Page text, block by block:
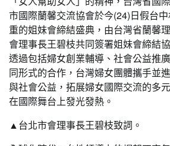
市國際蘭馨交流協會於今(24)日假台
重的姐妹會締結盛典，由台灣省蘭馨
會理事長王碧枝共同簽署姐妹會締結
透過包括婦女創業輔導、社會公益推
同形式的合作，台灣婦女團體攜手並
與社會公益，拓展婦女國際交流的多
在國際舞台上發光發熱。
▲台北市會理事長王碧枝致詞。